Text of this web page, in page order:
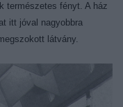
természetes fényt. A ház
itt jóval nagyobbra
látvány.